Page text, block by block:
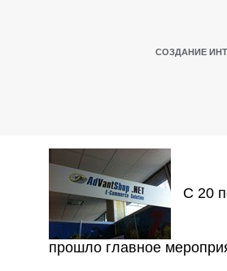
СОЗДАНИЕ
С 20
прошло главное